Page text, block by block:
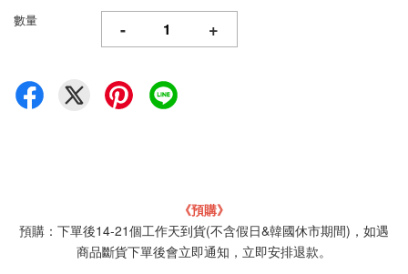
數量 - +
《預購》
預購：下單後14-21個工作天到貨(不含假日&韓國休市期間)，如遇
商品斷貨下單後會立即通知，立即安排退款。